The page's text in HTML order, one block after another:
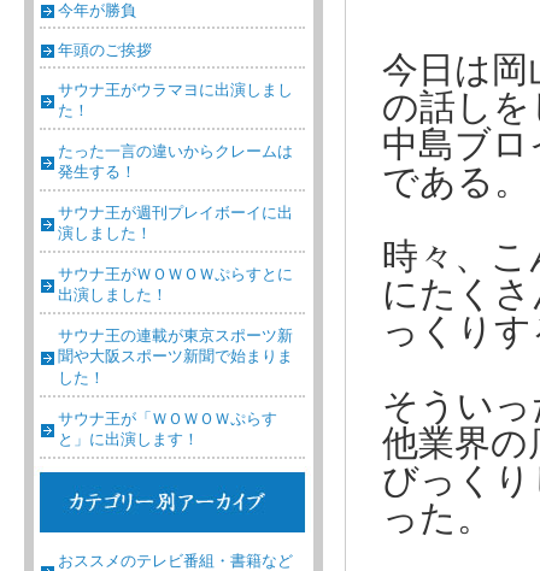
今年が勝負
年頭のご挨拶
サウナ王がウラマヨに出演しまし
た！
たった一言の違いからクレームは
発生する！
サウナ王が週刊プレイボーイに出
演しました！
サウナ王がＷＯＷＯＷぷらすとに
出演しました！
サウナ王の連載が東京スポーツ新
聞や大阪スポーツ新聞で始まりま
した！
サウナ王が「ＷＯＷＯＷぷらす
と」に出演します！
おススメのテレビ番組・書籍など
今日は岡
の話し
中島ブ
である。
時々、
にたく
っくり
そうい
他業界の
びっく
った。